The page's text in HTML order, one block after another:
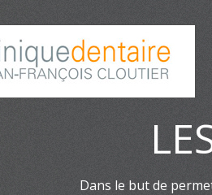
Dans le but de